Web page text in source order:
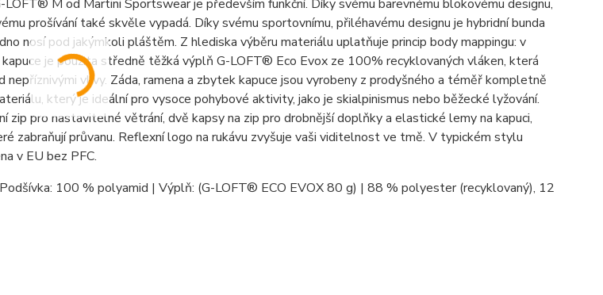
LOFT® M od Martini Sportswear je především funkční. Díky svému barevnému blokovému designu,
prošívání také skvěle vypadá. Díky svému sportovnímu, přiléhavému designu je hybridní bunda
nosí pod jakýmkoli pláštěm. Z hlediska výběru materiálu uplatňuje princip body mappingu: v
je použita středně těžká výplň G-LOFT® Eco Evox ze 100% recyklovaných vláken, která
nepříznivými vlivy. Záda, ramena a zbytek kapuce jsou vyrobeny z prodyšného a téměř kompletně
který je ideální pro vysoce pohybové aktivity, jako je skialpinismus nebo běžecké lyžování.
zip pro nastavitelné větrání, dvě kapsy na zip pro drobnější doplňky a elastické lemy na kapuci,
zabraňují průvanu. Reflexní logo na rukávu zvyšuje vaši viditelnost ve tmě. V typickém stylu
v EU bez PFC.
100 % polyamid | Výplň: (G-LOFT® ECO EVOX 80 g) | 88 % polyester (recyklovaný), 12